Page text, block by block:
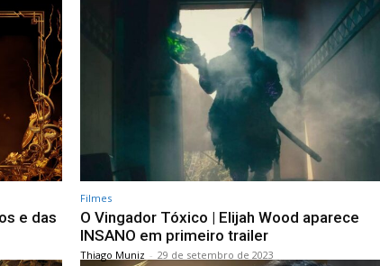
e das
Filmes
O Vingador Tóxico | Elijah Wood aparece
INSANO em primeiro trailer
Thiago Muniz - 29 de setembro de 2023